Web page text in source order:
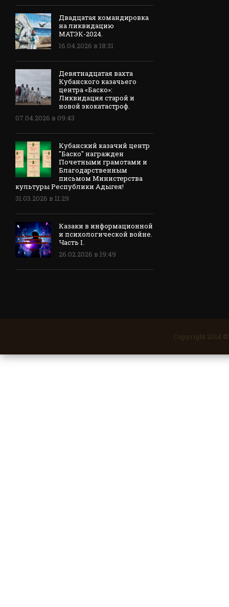
Двадцатая командировка
на ликвидацию
МАТЭК-2024.
16.04.2026 в 18:31
Девятнадцатая вахта
Кубанского казачьего
центра «Баско»:
Ликвидация старой и
новой экокатастроф.
07.04.2026 в 09:43
Кубанский казачий центр
"Баско" награжден
Почетными грамотами и
Благодарственным
письмом Министерства
культуры Республики Адыгея!
31.03.2026 в 11:29
Казаки в информационной
и психологической войне.
Часть I.
26.02.2026 в 19:49
Copyright 2014